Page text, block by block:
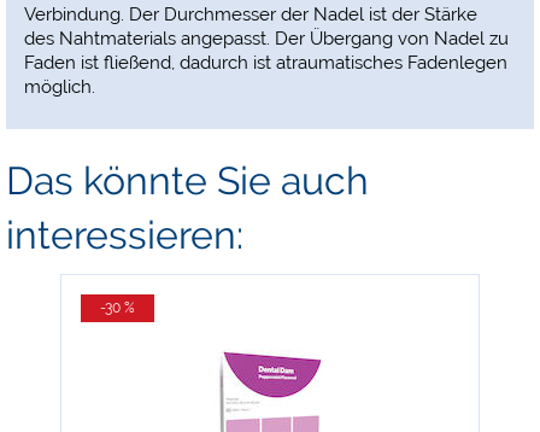
Verbindung. Der Durchmesser der Nadel ist der Stärke
des Nahtmaterials angepasst. Der Übergang von Nadel zu
Faden ist fließend, dadurch ist atraumatisches Fadenlegen
möglich.
Das könnte Sie auch
interessieren:
-30 %